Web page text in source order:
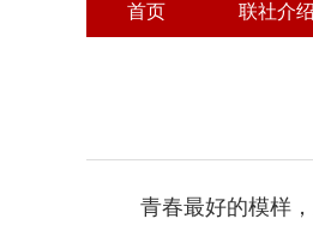
首页 联社介绍
青春最好的模样